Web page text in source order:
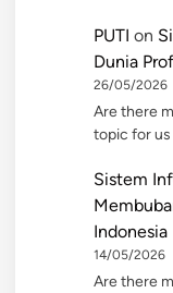
PUTI on
Dunia
26/05/2026
Are there
topic for us
Sistem
Indonesia
14/05/2026
Are there